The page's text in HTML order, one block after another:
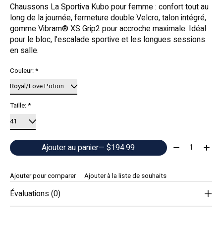
Chaussons La Sportiva Kubo pour femme : confort tout au
long de la journée, fermeture double Velcro, talon intégré,
gomme Vibram® XS Grip2 pour accroche maximale. Idéal
pour le bloc, l’escalade sportive et les longues sessions
en salle.
Couleur:*
Taille:*
Ajouter au panier — $194.99 Quantité:
Ajouter pour comparer Ajouter à la liste de souhaits
Évaluations (0)